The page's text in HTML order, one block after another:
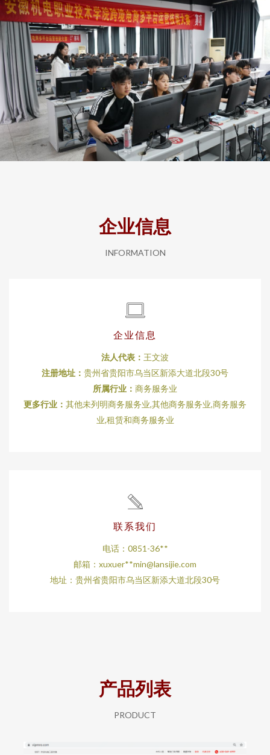
企业信息
INFORMATION
企业信息
法人代表： 王文波
注册地址： 贵州省贵阳市乌当区新添大道北段30号
所属行业： 商务服务业
更多行业： 其他未列明商务服务业,其他商务服务业,商务服务
业,租赁和商务服务业
联系我们
电话：0851-36**
邮箱：xuxuer**min@lansijie.com
地址：贵州省贵阳市乌当区新添大道北段30号
产品列表
PRODUCT